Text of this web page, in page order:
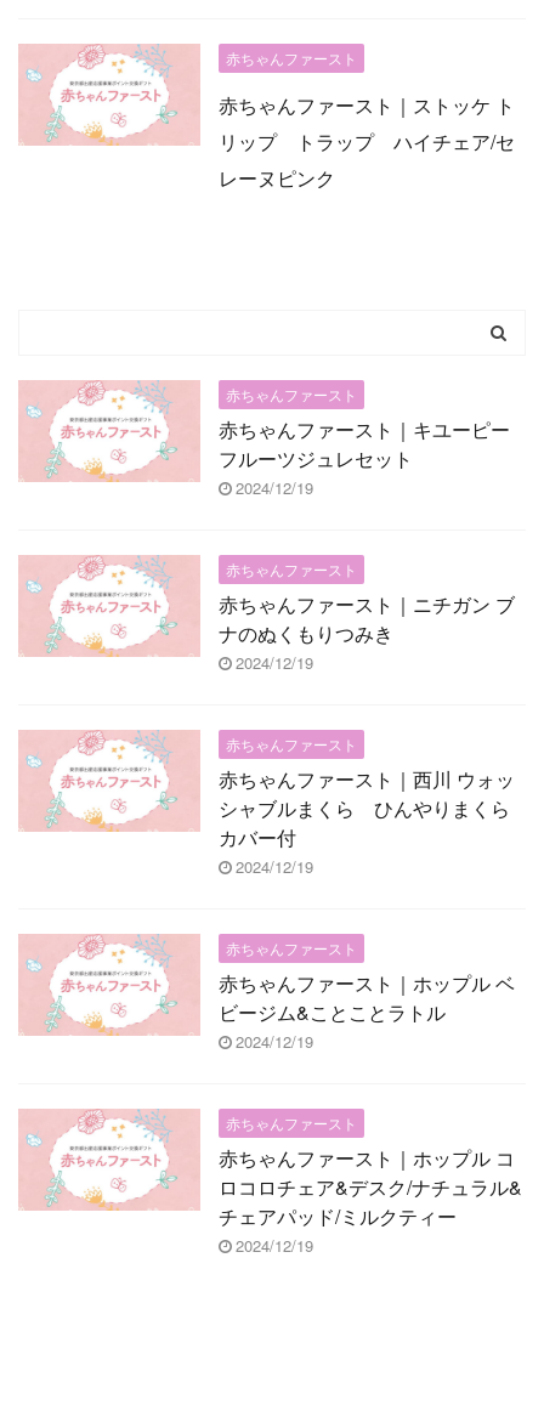
赤ちゃんファースト
赤ちゃんファースト｜ストッケ ト
リップ トラップ ハイチェア/セ
レーヌピンク
赤ちゃんファースト
赤ちゃんファースト｜キユーピー
フルーツジュレセット
2024/12/19
赤ちゃんファースト
赤ちゃんファースト｜ニチガン ブ
ナのぬくもりつみき
2024/12/19
赤ちゃんファースト
赤ちゃんファースト｜西川 ウォッ
シャブルまくら ひんやりまくら
カバー付
2024/12/19
赤ちゃんファースト
赤ちゃんファースト｜ホップル ベ
ビージム&ことことラトル
2024/12/19
赤ちゃんファースト
赤ちゃんファースト｜ホップル コ
ロコロチェア&デスク/ナチュラル&
チェアパッド/ミルクティー
2024/12/19